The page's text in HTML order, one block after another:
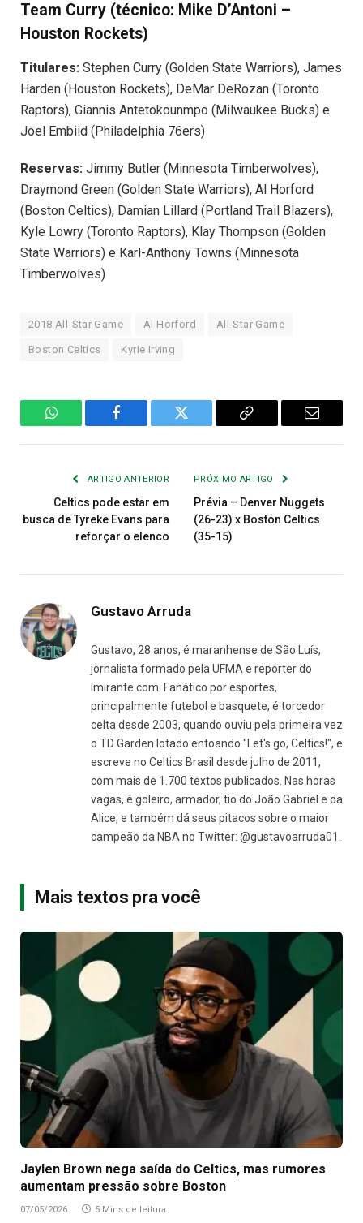
Team Curry (técnico: Mike D’Antoni –
Houston Rockets)
Titulares: Stephen Curry (Golden State Warriors), James
Harden (Houston Rockets), DeMar DeRozan (Toronto
Raptors), Giannis Antetokounmpo (Milwaukee Bucks) e
Joel Embiid (Philadelphia 76ers)
Reservas: Jimmy Butler (Minnesota Timberwolves),
Draymond Green (Golden State Warriors), Al Horford
(Boston Celtics), Damian Lillard (Portland Trail Blazers),
Kyle Lowry (Toronto Raptors), Klay Thompson (Golden
State Warriors) e Karl-Anthony Towns (Minnesota
Timberwolves)
2018 All-Star Game Al Horford All-Star Game
Boston Celtics Kyrie Irving
WhatsAppFacebook Twitter
Copiar
E-
ARTIGO ANTERIOR
Celtics pode estar em
busca de Tyreke Evans para
reforçar o elenco
PRÓXIMO ARTIGO
Prévia – Denver Nuggets
(26-23) x Boston Celtics
(35-15)
Gustavo Arruda
Gustavo, 28 anos, é maranhense de São Luís,
jornalista formado pela UFMA e repórter do
Imirante.com. Fanático por esportes,
principalmente futebol e basquete, é torcedor
celta desde 2003, quando ouviu pela primeira vez
o TD Garden lotado entoando "Let's go, Celtics!", e
escreve no Celtics Brasil desde julho de 2011,
com mais de 1.700 textos publicados. Nas horas
vagas, é goleiro, armador, tio do João Gabriel e da
Alice, e também dá seus pitacos sobre o maior
campeão da NBA no Twitter: @gustavoarruda01.
Mais textos pra você
Jaylen Brown nega saída do Celtics, mas rumores
aumentam pressão sobre Boston
07/05/2026 5 Mins de leitura